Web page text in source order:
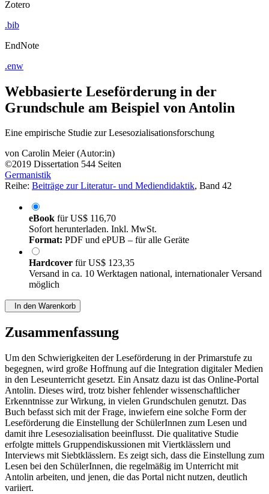
Webbasierte Leseförderung in der
Grundschule am Beispiel von Antolin
vonCarolin Meier (Autor:in)
©2019 Dissertation
Germanistik
eBookfürUS$ 116,70
Sofort herunterladen. Inkl. MwSt.
Format:
HardcoverfürUS$ 123,35
Versand in ca. 10 Werktagen national, internationaler Versand
Zusammenfassung
Um den Schwierigkeiten der Leseförderung in der Primarstufe zu
begegnen, wird große Hoffnung auf die Integration digitaler Medien
in den Leseunterricht gesetzt. Ein Ansatz dazu ist das Online-Portal
Antolin. Dieses wird, trotz bisher fehlender wissenschaftlicher
Erkenntnisse zur Wirkung, in vielen Grundschulen genutzt. Das
Buch befasst sich mit der Frage, inwiefern eine solche Form der
Leseförderung die Einstellung der SchülerInnen zum Lesen und
damit ihre Lesesozialisation beeinflusst. Die qualitative Studie
erfolgte mittels Gruppendiskussionen mit Viertklässlern und
Interviews mit Siebtklässlern. Es zeigt sich, dass die Einstellung zum
Lesen bei den SchülerInnen, die regelmäßig im Unterricht mit
Antolin arbeiten, und jenen, die das Portal nicht nutzen, deutlich